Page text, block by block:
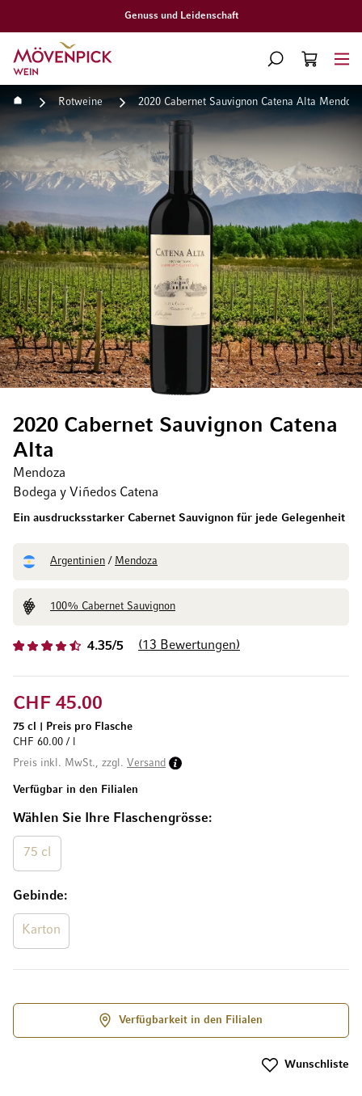
Gratislieferung ab CHF 300.–
Zur Startseite
SUCHE
WARENKORB
Startseite Rotweine 2020 Cabernet Sauvignon Catena Alta
4.35/5 13 Bewertungen
2020 Cabernet Sauvignon Catena
Alta
Mendoza
Bodega y Viñedos Catena
Ein ausdrucksstarker Cabernet Sauvignon für jede Gelegenheit
Argentinien / Mendoza
100% Cabernet Sauvignon
Wählen Sie Ihre Flaschengrösse
75 cl
Gebinde
Karton
CHF 45.00
75 cl
Preis pro Flasche
CHF 60.00 / l
Preis inkl. MwSt., zzgl. Versand
Verfügbar in den Filialen
Verfügbarkeit in den Filialen
Wunschliste
Zum Ende der Bildgalerie springen
Zum Anfang der